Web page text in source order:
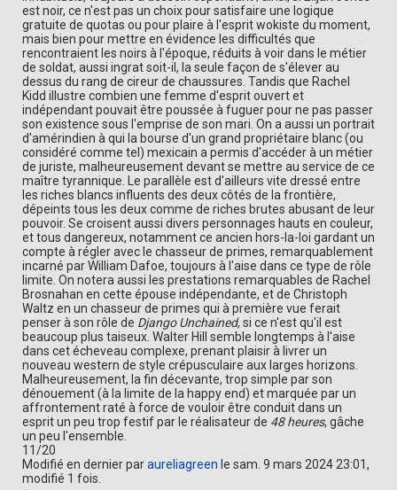
est noir, ce n'est pas un choix pour satisfaire une logique
gratuite de quotas ou pour plaire à l'esprit wokiste du moment,
mais bien pour mettre en évidence les difficultés que
rencontraient les noirs à l'époque, réduits à voir dans le métier
de soldat, aussi ingrat soit-il, la seule façon de s'élever au
dessus du rang de cireur de chaussures. Tandis que Rachel
Kidd illustre combien une femme d'esprit ouvert et
indépendant pouvait être poussée à fuguer pour ne pas passer
son existence sous l'emprise de son mari. On a aussi un portrait
d'amérindien à qui la bourse d'un grand propriétaire blanc (ou
considéré comme tel) mexicain a permis d'accéder à un métier
de juriste, malheureusement devant se mettre au service de ce
maître tyrannique. Le parallèle est d'ailleurs vite dressé entre
les riches blancs influents des deux côtés de la frontière,
dépeints tous les deux comme de riches brutes abusant de leur
pouvoir. Se croisent aussi divers personnages hauts en couleur,
et tous dangereux, notamment ce ancien hors-la-loi gardant un
compte à régler avec le chasseur de primes, remarquablement
incarné par William Dafoe, toujours à l'aise dans ce type de rôle
limite. On notera aussi les prestations remarquables de Rachel
Brosnahan en cette épouse indépendante, et de Christoph
Waltz en un chasseur de primes qui à première vue ferait
penser à son rôle de Django Unchained, si ce n'est qu'il est
beaucoup plus taiseux. Walter Hill semble longtemps à l'aise
dans cet écheveau complexe, prenant plaisir à livrer un
nouveau western de style crépusculaire aux larges horizons.
Malheureusement, la fin décevante, trop simple par son
dénouement (à la limite de la happy end) et marquée par un
affrontement raté à force de vouloir être conduit dans un
esprit un peu trop festif par le réalisateur de 48 heures, gâche
un peu l'ensemble.
11/20
Modifié en dernier paraureliagreen le sam. 9 mars 2024 23:01,
modifié 1 fois.